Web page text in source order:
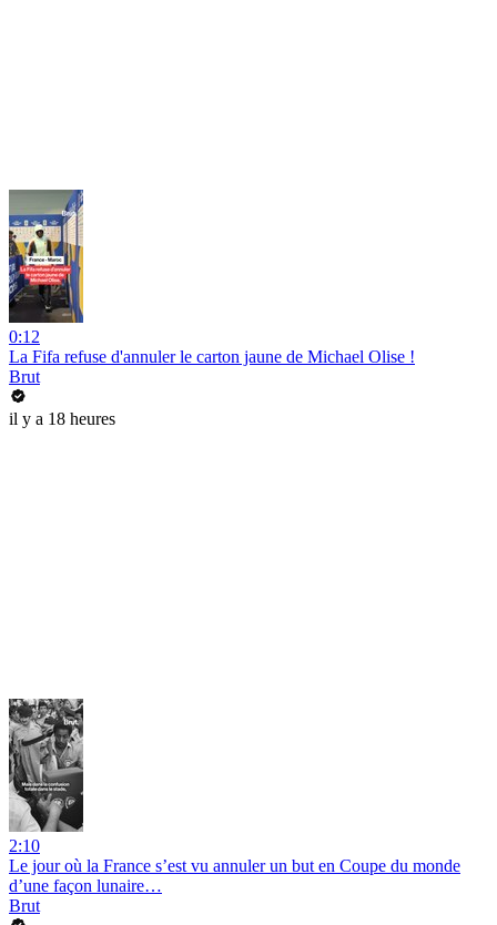
0:12
La Fifa refuse d'annuler le carton jaune de Michael Olise !
Brut
il y a 18 heures
2:10
Le jour où la France s’est vu annuler un but en Coupe du monde
d’une façon lunaire…
Brut